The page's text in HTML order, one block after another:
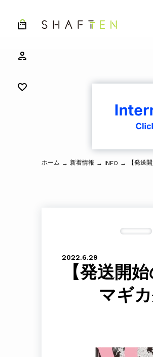
ホーム → 新着情報 → INFO →
2022.6.29
【発送開
マギ